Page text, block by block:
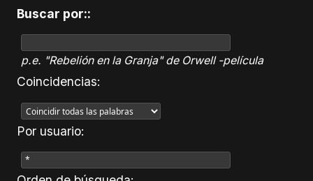
Buscar por::
p.e. "Rebelión en la Granja" de Orwell -película
Coincidencias:
Por usuario: